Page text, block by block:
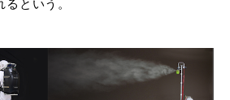
という。